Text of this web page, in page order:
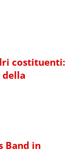
costituenti:
della
Band in